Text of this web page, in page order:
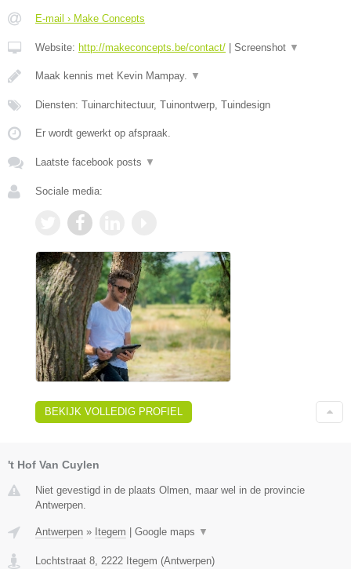
E-mail › Make Concepts
Website: http://makeconcepts.be/contact/ Screenshot ▼
Maak kennis met Kevin Mampay. ▼
Diensten: Tuinarchitectuur, Tuinontwerp, Tuindesign
Er wordt gewerkt op afspraak.
Laatste facebook posts ▼
Sociale media:
BEKIJK VOLLEDIG PROFIEL
't Hof Van Cuylen
Niet gevestigd in de plaats Olmen, maar wel in de provincie
Antwerpen.
Antwerpen » Itegem | Google maps ▼
Lochtstraat 8 2222 Itegem (Antwerpen)